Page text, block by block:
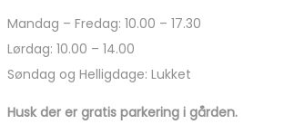
Mandag – Fredag: 10.00 – 17.30
Lørdag: 10.00 – 14.00
Søndag og Helligdage: Lukket
Husk der er gratis parkering i gården.